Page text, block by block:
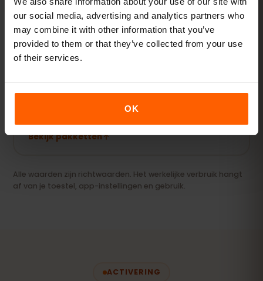
our social media, advertising and analytics partners who
may combine it with other information that you’ve
provided to them or that they’ve collected from your use
of their services.
OK
Bekijk pakketten
Streamer & hotspot
online houden.
20 GB+ of Unlimited
Bekijk pakketten
Alle waarden zijn richtwaarden. Het werkelijke verbruik hangt
af van je toestel, app-instellingen en gebruik.
ACTIVERING